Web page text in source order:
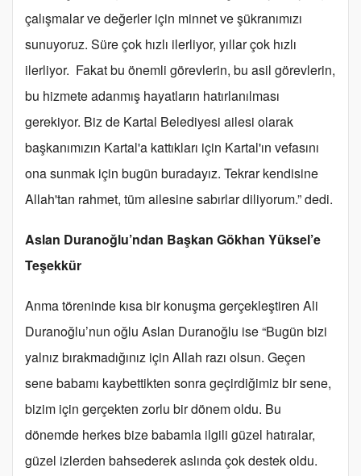
çalışmalar ve değerler için minnet ve şükranımızı
sunuyoruz. Süre çok hızlı ilerliyor, yıllar çok hızlı
ilerliyor. Fakat bu önemli görevlerin, bu asil görevlerin,
bu hizmete adanmış hayatların hatırlanılması
gerekiyor. Biz de Kartal Belediyesi ailesi olarak
başkanımızın Kartal'a kattıkları için Kartal'ın vefasını
ona sunmak için bugün buradayız. Tekrar kendisine
Allah'tan rahmet, tüm ailesine sabırlar diliyorum.” dedi.
Aslan Duranoğlu’ndan Başkan Gökhan Yüksel’e
Teşekkür
Anma töreninde kısa bir konuşma gerçekleştiren Ali
Duranoğlu’nun oğlu Aslan Duranoğlu ise “Bugün bizi
yalnız bırakmadığınız için Allah razı olsun. Geçen
sene babamı kaybettikten sonra geçirdiğimiz bir sene,
bizim için gerçekten zorlu bir dönem oldu. Bu
dönemde herkes bize babamla ilgili güzel hatıralar,
güzel izlerden bahsederek aslında çok destek oldu.